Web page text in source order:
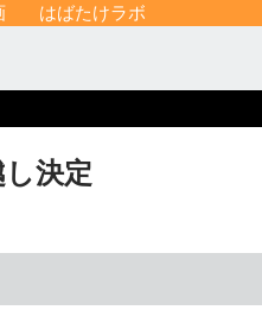
はばたけラボ
決定